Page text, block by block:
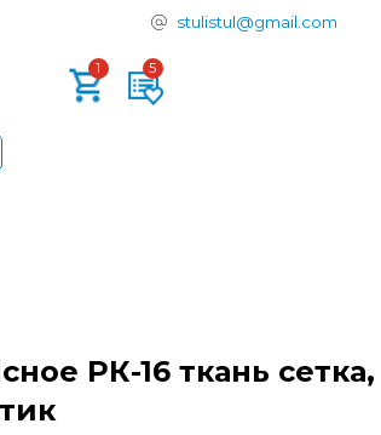
+7-952-288-81-93
stulistul@gmail.com
РК-16 ткань сетка,